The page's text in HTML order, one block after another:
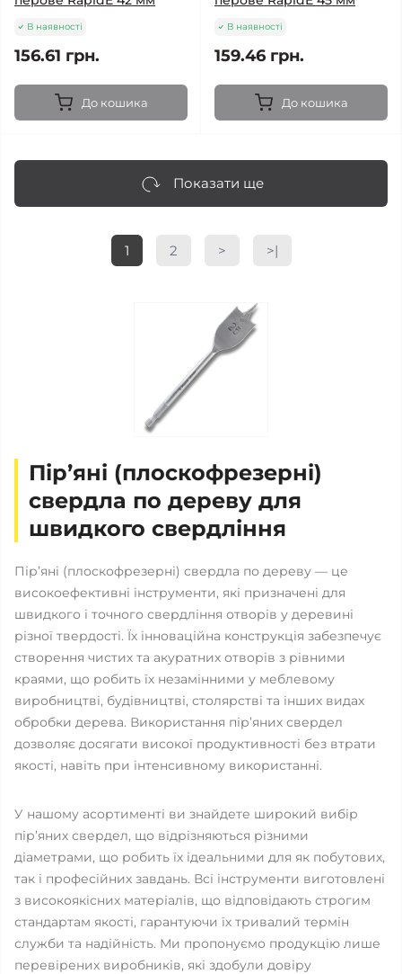
В наявності
156.61 грн.
До кошика
В наявності
159.46 грн.
До кошика
Показати ще
1 2 > >|
Пір’яні (плоскофрезерні)
свердла по дереву для
швидкого свердління
Пір’яні (плоскофрезерні) свердла по дереву — це
високоефективні інструменти, які призначені для
швидкого і точного свердління отворів у деревині
різної твердості. Їх інноваційна конструкція забезпечує
створення чистих та акуратних отворів з рівними
краями, що робить їх незамінними у меблевому
виробництві, будівництві, столярстві та інших видах
обробки дерева. Використання пір’яних свердел
дозволяє досягати високої продуктивності без втрати
якості, навіть при інтенсивному використанні.
У нашому асортименті ви знайдете широкий вибір
пір’яних свердел, що відрізняються різними
діаметрами, що робить їх ідеальними для як побутових,
так і професійних завдань. Всі інструменти виготовлені
з високоякісних матеріалів, що відповідають строгим
стандартам якості, гарантуючи їх тривалий термін
служби та надійність. Ми пропонуємо продукцію лише
перевірених виробників, які здобули довіру